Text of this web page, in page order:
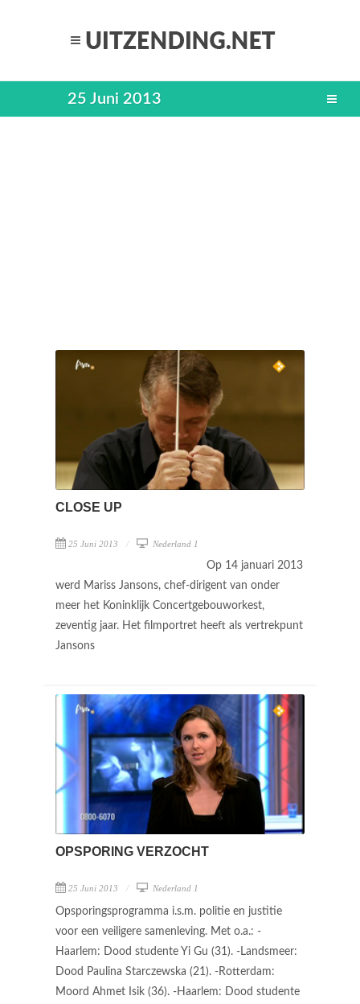
25 Juni 2013
CLOSE UP
25 Juni 2013 Nederland 1
Op 14 januari 2013
werd Mariss Jansons, chef-dirigent van onder
meer het Koninklijk Concertgebouworkest,
zeventig jaar. Het filmportret heeft als vertrekpunt
Jansons
OPSPORING VERZOCHT
25 Juni 2013 Nederland 1
Opsporingsprogramma i.s.m. politie en justitie
voor een veiligere samenleving. Met o.a.: -
Haarlem: Dood studente Yi Gu (31). -Landsmeer:
Dood Paulina Starczewska (21). -Rotterdam:
Moord Ahmet Isik (36). -Haarlem: Dood studente